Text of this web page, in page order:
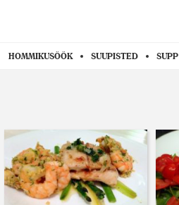
HOMMIKUSÖÖK SUUPISTED SUPP